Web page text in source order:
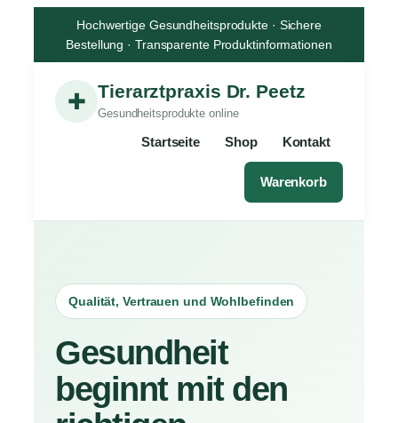
springen
Hochwertige Gesundheitsprodukte · Sichere
Bestellung · Transparente Produktinformationen
✚ Tierarztpraxis Dr. Peetz
Gesundheitsprodukte online
Startseite Shop Kontakt
Warenkorb
Qualität, Vertrauen und Wohlbefinden
Gesundheit
beginnt mit den